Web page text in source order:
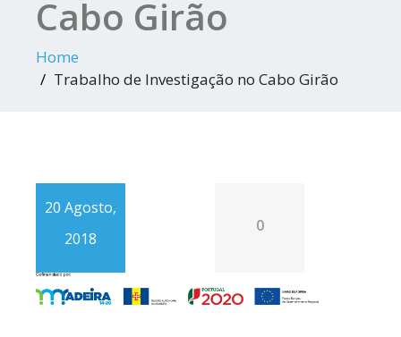
Cabo Girão
Home
Trabalho de Investigação no Cabo Girão
20 Agosto,
2018
0